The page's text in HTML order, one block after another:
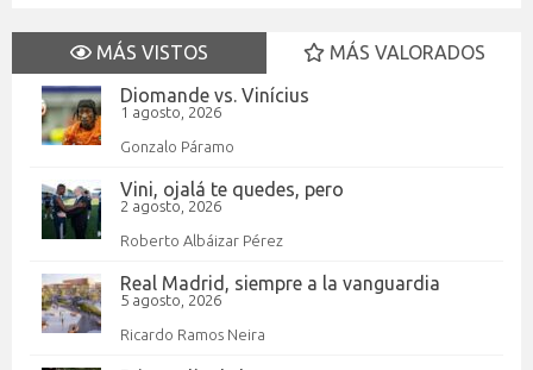
MÁS VISTOS
MÁS VALORADOS
Diomande vs. Vinícius
1 agosto, 2026
Gonzalo Páramo
Vini, ojalá te quedes, pero
2 agosto, 2026
Roberto Albáizar Pérez
Real Madrid, siempre a la vanguardia
5 agosto, 2026
Ricardo Ramos Neira